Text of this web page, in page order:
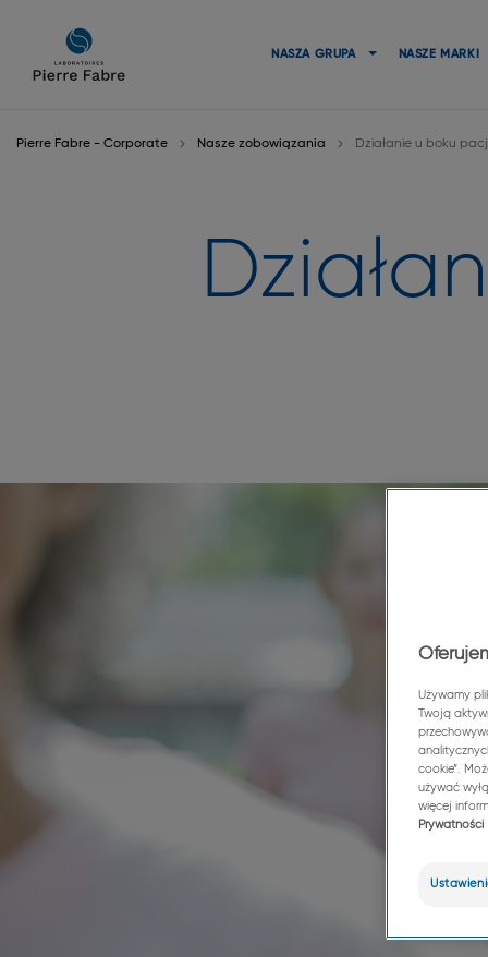
nawigacji
treści
NASZA GRUPA NASZE MARKI
Pierre Fabre - Corporate Nasze zobowiązania Działanie u boku
Używamy
Twoją
cookie”.
używać
więcej
Prywatności